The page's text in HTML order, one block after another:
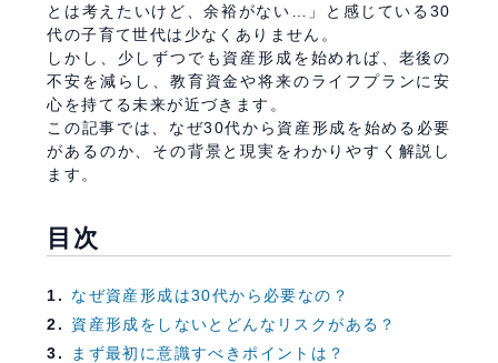
とは考えたいけど、余裕がない…」と感じている30
代の子育て世代は少なくありません。
しかし、少しずつでも資産形成を始めれば、老後の
不安を減らし、教育資金や将来のライフプランに安
心を持てる未来が近づきます。
この記事では、なぜ30代から資産形成を始める必要
があるのか、その背景と現実をわかりやすく解説し
ます。
目次
なぜ資産形成は30代から必要なの？
資産形成をしないとどんなリスクがある？
まず最初に意識すべきポイントは？